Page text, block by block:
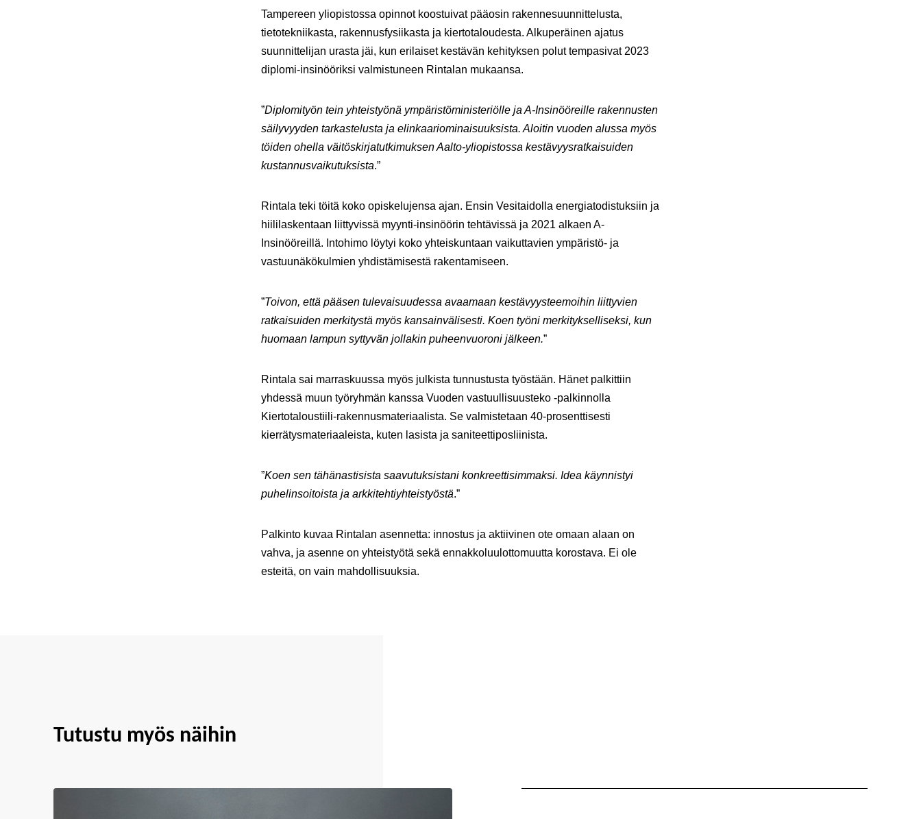
Tampereen yliopistossa opinnot koostuivat pääosin rakennesuunnittelusta,
tietotekniikasta, rakennusfysiikasta ja kiertotaloudesta. Alkuperäinen ajatus
suunnittelijan urasta jäi, kun erilaiset kestävän kehityksen polut tempasivat 2023
diplomi-insinööriksi valmistuneen Rintalan mukaansa.
”Diplomityön tein yhteistyönä ympäristöministeriölle ja A-Insinööreille rakennusten
säilyvyyden tarkastelusta ja elinkaariominaisuuksista. Aloitin vuoden alussa myös
töiden ohella väitöskirjatutkimuksen Aalto-yliopistossa kestävyysratkaisuiden
kustannusvaikutuksista.”
Rintala teki töitä koko opiskelujensa ajan. Ensin Vesitaidolla energiatodistuksiin ja
hiililaskentaan liittyvissä myynti-insinöörin tehtävissä ja 2021 alkaen A-
Insinööreillä. Intohimo löytyi koko yhteiskuntaan vaikuttavien ympäristö- ja
vastuunäkökulmien yhdistämisestä rakentamiseen.
”Toivon, että pääsen tulevaisuudessa avaamaan kestävyysteemoihin liittyvien
ratkaisuiden merkitystä myös kansainvälisesti. Koen työni merkitykselliseksi, kun
huomaan lampun syttyvän jollakin puheenvuoroni jälkeen.”
Rintala sai marraskuussa myös julkista tunnustusta työstään. Hänet palkittiin
yhdessä muun työryhmän kanssa Vuoden vastuullisuusteko -palkinnolla
Kiertotaloustiili-rakennusmateriaalista. Se valmistetaan 40-prosent­tisesti
kierrätysmateriaaleista, kuten lasista ja saniteettiposliinista.
”Koen sen tähänastisista saavutuksistani konkreettisimmaksi. Idea käynnistyi
puhelinsoitoista ja arkkitehtiyhteistyöstä.”
Palkinto kuvaa Rintalan asennetta: innostus ja aktiivinen ote omaan alaan on
vahva, ja asenne on yhteistyötä sekä ennakkoluulottomuutta korostava. Ei ole
esteitä, on vain mahdollisuuksia.
Tutustu myös näihin